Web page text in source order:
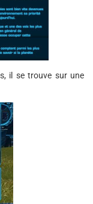
il se trouve sur une